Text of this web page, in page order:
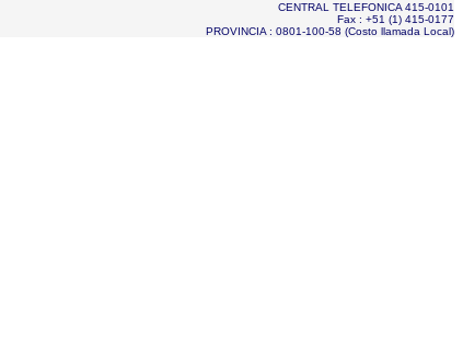
CENTRAL TELEFONICA 415-0101
Fax : +51 (1) 415-0177
PROVINCIA : 0801-100-58 (Costo llamada Local)